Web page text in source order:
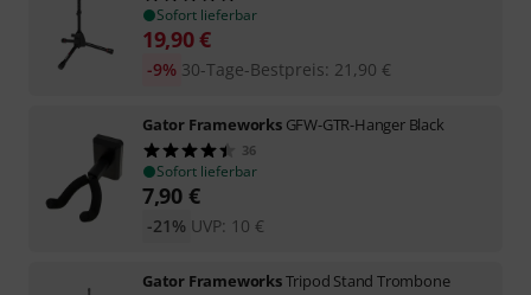
Sofort lieferbar
19,90€
30-Tage-Bestpreis: 21,90 €
-9%
Gator Frameworks GFW-GTR-Hanger Black
36
Sofort lieferbar
7,90 €
UVP: 10 €
-21%
Gator FrameworksTripod Stand Trombone